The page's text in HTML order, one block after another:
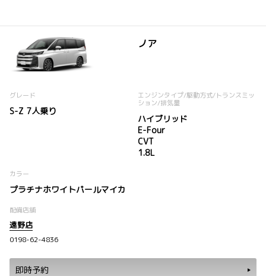
ノア
グレード
S-Z 7人乗り
エンジンタイプ/駆動方式/トランスミッ
ション/排気量
ハイブリッド
E-Four
CVT
1.8L
カラー
プラチナホワイトパールマイカ
配備店舗
遠野店
0198-62-4836
即時予約